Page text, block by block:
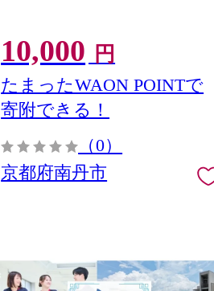
10,000 円
たまったWAON POINTで
寄附できる！
（0）
京都府南丹市